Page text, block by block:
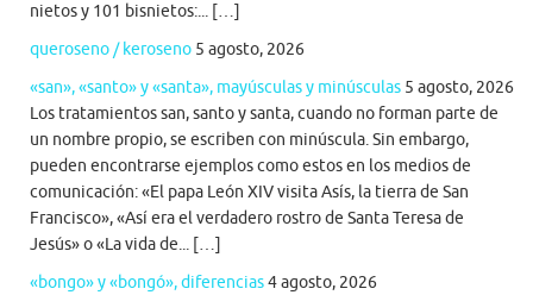
nietos y 101 bisnietos:... […]
queroseno / keroseno 5 agosto, 2026
«san», «santo» y «santa», mayúsculas y minúsculas 5 agosto, 2026
Los tratamientos san, santo y santa, cuando no forman parte de
un nombre propio, se escriben con minúscula. Sin embargo,
pueden encontrarse ejemplos como estos en los medios de
comunicación: «El papa León XIV visita Asís, la tierra de San
Francisco», «Así era el verdadero rostro de Santa Teresa de
Jesús» o «La vida de... […]
«bongo» y «bongó», diferencias4 agosto, 2026